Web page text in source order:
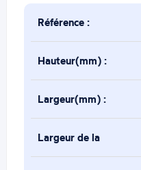
Référence :
Hauteur(mm) :
Largeur(mm) :
Largeur de la